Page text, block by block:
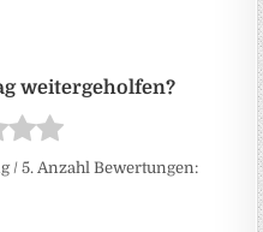
/ 5. Anzahl Bewertungen: